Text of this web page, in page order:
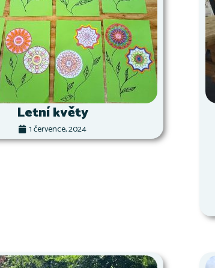
Letní květy
1 července, 2024